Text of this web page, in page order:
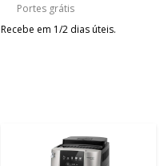
Portes grátis
Recebe em 1/2 dias úteis.